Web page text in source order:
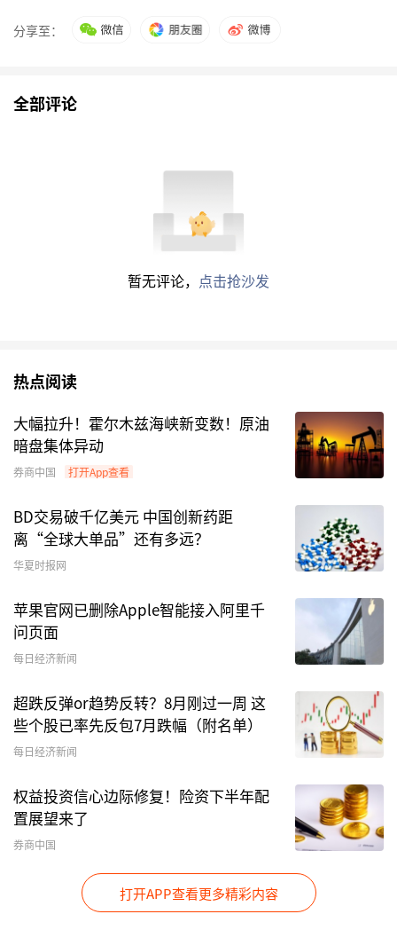
分享至：
全部评论
暂无评论， 点击抢沙发
热点阅读
大幅拉升！霍尔木兹海峡新变数！原油
暗盘集体异动
券商中国 打开App查看
BD交易破千亿美元 中国创新药距
离“全球大单品”还有多远？
华夏时报网
苹果官网已删除Apple智能接入阿里千
问页面
每日经济新闻
超跌反弹or趋势反转？8月刚过一周 这
些个股已率先反包7月跌幅（附名单）
每日经济新闻
权益投资信心边际修复！险资下半年配
置展望来了
券商中国
打开APP查看更多精彩内容